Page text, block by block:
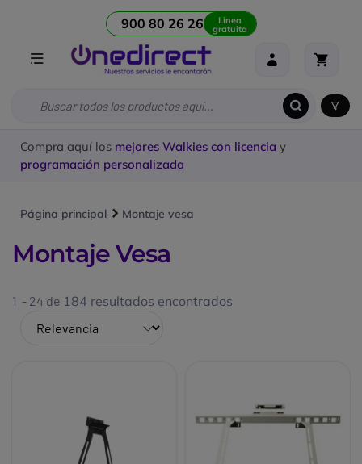
900 80 26 26 Linea
gratuita
Compra aquí los mejores Walkies con licencia y
programación personalizada
Página principal Montaje vesa
Montaje Vesa
1 - 24 de 184 resultados encontrados